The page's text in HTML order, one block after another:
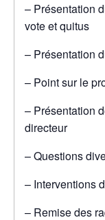
– Présentation
vote et quitus
– Présentation
– Point sur le
– Présentation
directeur
– Questions
– Interventions
– Remise des